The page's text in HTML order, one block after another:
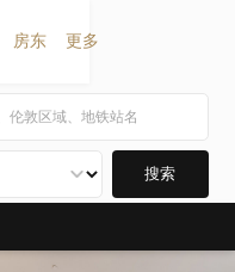
房东 更多
搜索